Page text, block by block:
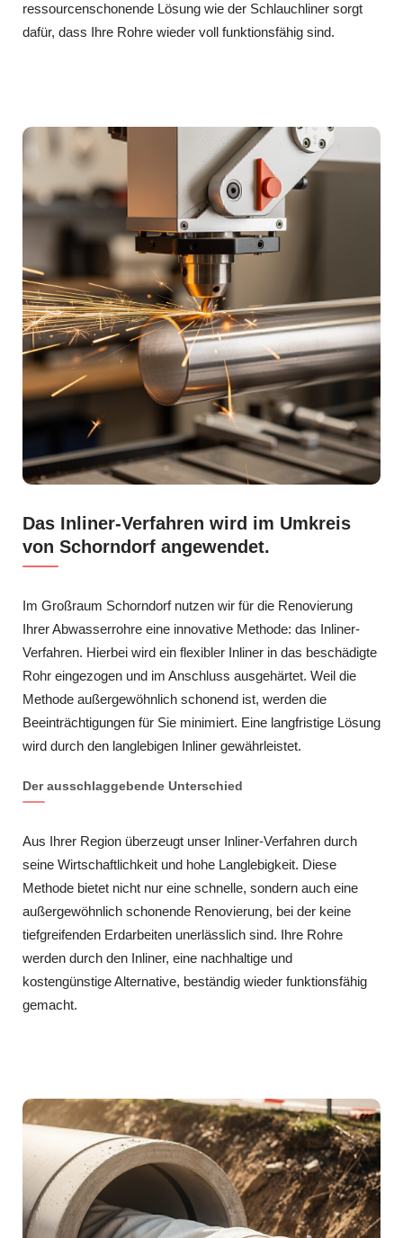
ressourcenschonende Lösung wie der Schlauchliner sorgt
dafür, dass Ihre Rohre wieder voll funktionsfähig sind.
Das Inliner-Verfahren wird im Umkreis
von Schorndorf angewendet.
Im Großraum Schorndorf nutzen wir für die Renovierung
Ihrer Abwasserrohre eine innovative Methode: das Inliner-
Verfahren. Hierbei wird ein flexibler Inliner in das beschädigte
Rohr eingezogen und im Anschluss ausgehärtet. Weil die
Methode außergewöhnlich schonend ist, werden die
Beeinträchtigungen für Sie minimiert. Eine langfristige Lösung
wird durch den langlebigen Inliner gewährleistet.
Der ausschlaggebende Unterschied
Aus Ihrer Region überzeugt unser Inliner-Verfahren durch
seine Wirtschaftlichkeit und hohe Langlebigkeit. Diese
Methode bietet nicht nur eine schnelle, sondern auch eine
außergewöhnlich schonende Renovierung, bei der keine
tiefgreifenden Erdarbeiten unerlässlich sind. Ihre Rohre
werden durch den Inliner, eine nachhaltige und
kostengünstige Alternative, beständig wieder funktionsfähig
gemacht.